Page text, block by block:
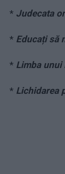
* Judecata
* Educați să
* Limba unui
* Lichidarea